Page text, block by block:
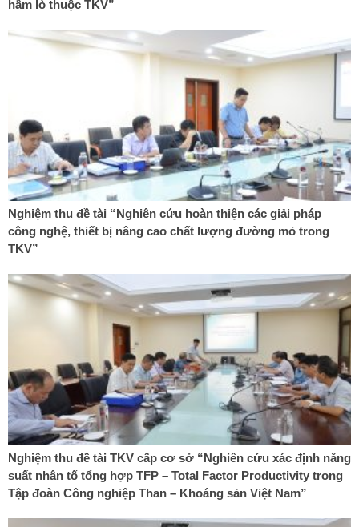
hầm lò thuộc TKV”
Nghiệm thu đề tài “Nghiên cứu hoàn thiện các giải pháp
công nghệ, thiết bị nâng cao chất lượng đường mỏ trong
TKV”
Nghiệm thu đề tài TKV cấp cơ sở “Nghiên cứu xác định năng
suất nhân tố tổng hợp TFP – Total Factor Productivity trong
Tập đoàn Công nghiệp Than – Khoáng sản Việt Nam”